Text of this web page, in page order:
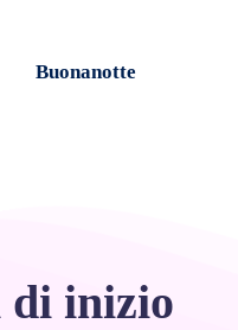
Buonanotte
di inizio